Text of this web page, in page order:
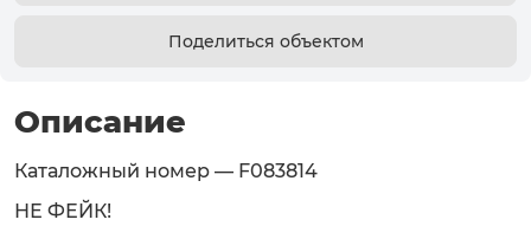
Поделиться объектом
Описание
Каталожный номер — F083814
НЕ ФЕЙК!